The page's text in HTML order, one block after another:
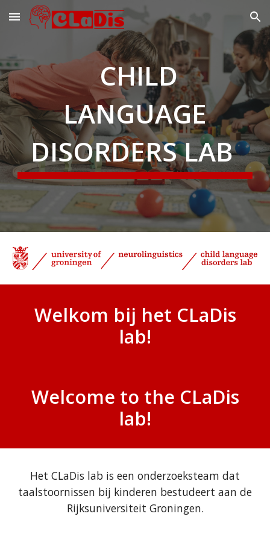
Skip to main content Skip to navigation
CHILD
LANGUAGE
DISORDERS LAB
Welkom bij het CLaDis
lab!
Welcome to the CLaDis
lab!
Het CLaDis lab is een onderzoeksteam dat
taalstoornissen bij kinderen bestudeert aan de
Rijksuniversiteit Groningen.